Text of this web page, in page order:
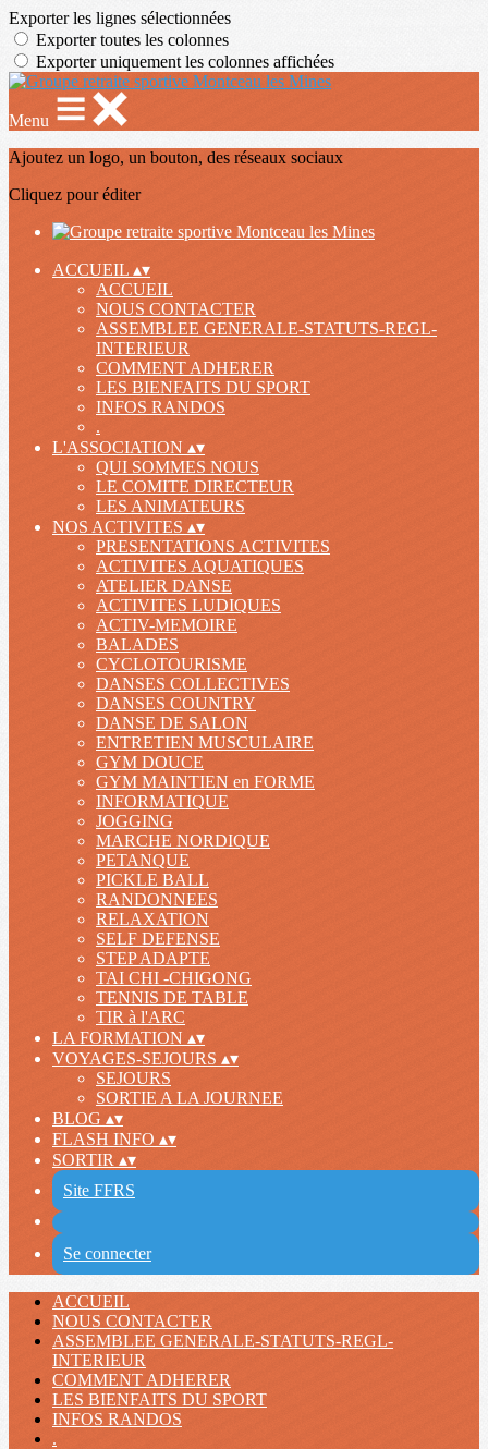
Exporter les lignes sélectionnées
Exporter toutes les colonnes
Exporter uniquement les colonnes affichées
Menu
Ajoutez un logo, un bouton, des réseaux sociaux
Cliquez pour éditer
ACCUEIL ▴▾
ACCUEIL
NOUS CONTACTER
ASSEMBLEE GENERALE-STATUTS-REGL-
INTERIEUR
COMMENT ADHERER
LES BIENFAITS DU SPORT
INFOS RANDOS
.
L'ASSOCIATION ▴▾
QUI SOMMES NOUS
LE COMITE DIRECTEUR
LES ANIMATEURS
NOS ACTIVITES ▴▾
PRESENTATIONS ACTIVITES
ACTIVITES AQUATIQUES
ATELIER DANSE
ACTIVITES LUDIQUES
ACTIV-MEMOIRE
BALADES
CYCLOTOURISME
DANSES COLLECTIVES
DANSES COUNTRY
DANSE DE SALON
ENTRETIEN MUSCULAIRE
GYM DOUCE
GYM MAINTIEN en FORME
INFORMATIQUE
JOGGING
MARCHE NORDIQUE
PETANQUE
PICKLE BALL
RANDONNEES
RELAXATION
SELF DEFENSE
STEP ADAPTE
TAI CHI -CHIGONG
TENNIS DE TABLE
TIR à l'ARC
LA FORMATION ▴▾
VOYAGES-SEJOURS ▴▾
SEJOURS
SORTIE A LA JOURNEE
BLOG ▴▾
FLASH INFO ▴▾
SORTIR ▴▾
Site FFRS
Se connecter
ACCUEIL
NOUS CONTACTER
ASSEMBLEE GENERALE-STATUTS-REGL-
INTERIEUR
COMMENT ADHERER
LES BIENFAITS DU SPORT
INFOS RANDOS
.